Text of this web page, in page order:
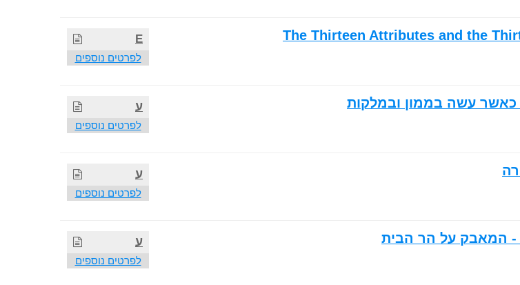
E
לפרטים נוספים
The Thirteen Attributes and the
ע
לפרטים נוספים
עשה בממון ובמלקות
ע
לפרטים נוספים
ע
לפרטים נוספים
- המאבק על הר הבית